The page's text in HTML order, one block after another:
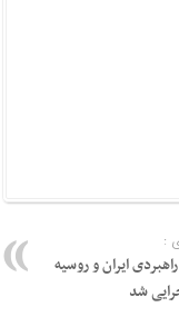
:
ایران و روسیه
شد